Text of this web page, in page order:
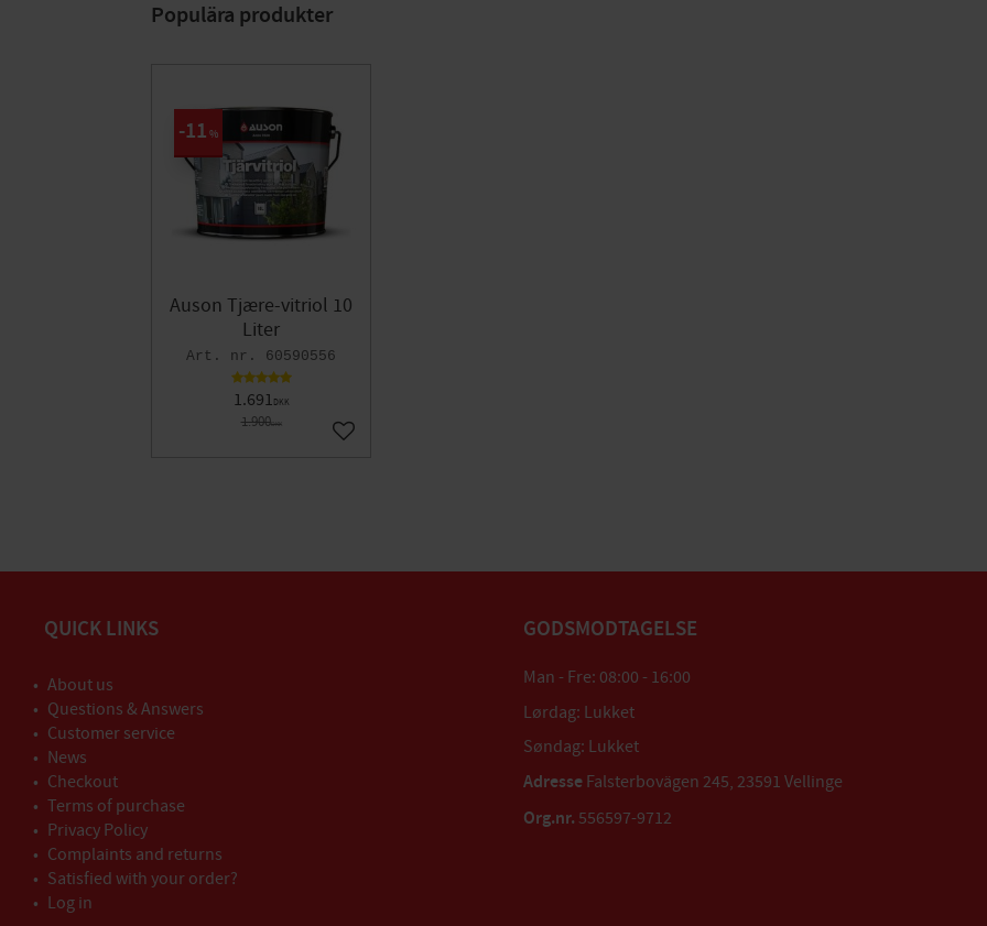
Populära produkter
Auson Tjære-vitriol 10
Liter
60590556
1.691DKK
1.900DKK
11 %
Gem som favorit
QUICK LINKS
About us
Questions & Answers
Customer service
News
Checkout
Terms of purchase
Privacy Policy
Complaints and returns
Satisfied with your order?
Log in
GODSMODTAGELSE
Man - Fre: 08:00 - 16:00
Lørdag: Lukket
Søndag: Lukket
AdresseFalsterbovägen 245, 23591 Vellinge
Org.nr. 556597-9712